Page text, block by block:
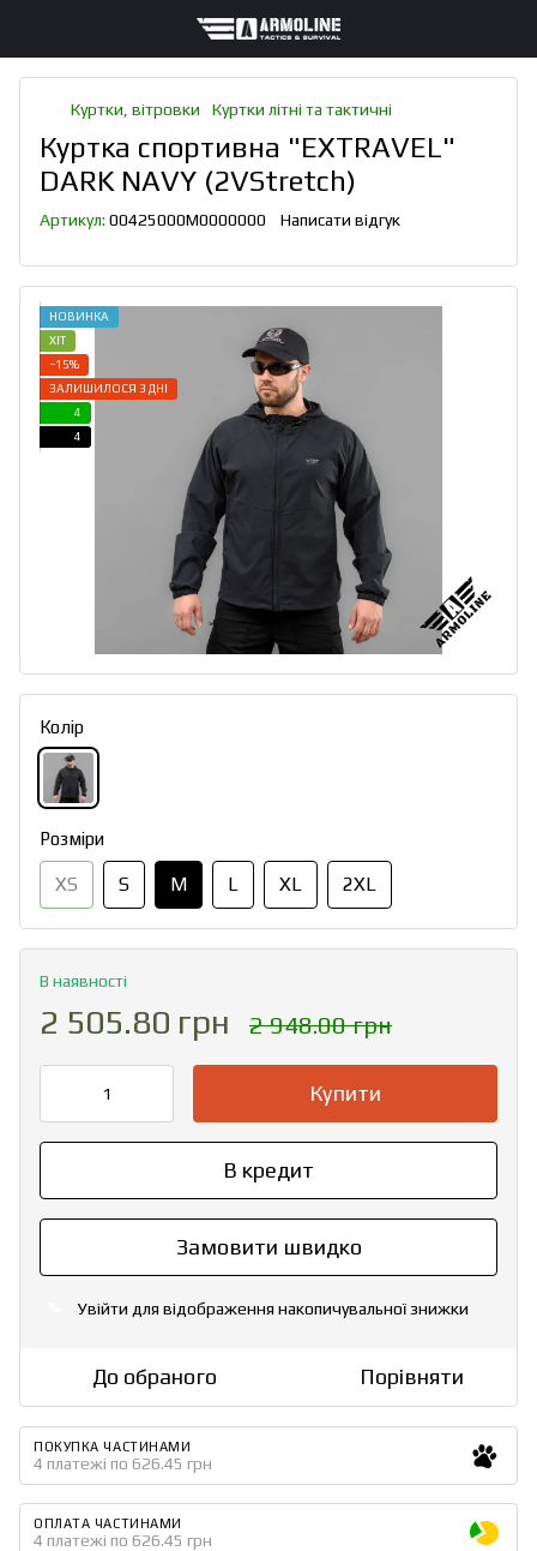
Куртки, вітровки Куртки літні та тактичні
Куртка спортивна "EXTRAVEL"
DARK NAVY (2VStretch)
Артикул: 00425000M0000000 Написати відгук
НОВИНКА
ХІТ
−15%
ЗАЛИШИЛОСЯ 3 ДНІ
4
4
Колір
Розміри
XS S M L XL 2XL
В наявності
2 505.80 грн 2 948.00 грн
Купити
В кредит
Замовити швидко
Увійти для відображення накопичувальної знижки
До обраного Порівняти
ПОКУПКА ЧАСТИНАМИ
4 платежі по 626.45 грн
ОПЛАТА ЧАСТИНАМИ
4 платежі по 626.45 грн